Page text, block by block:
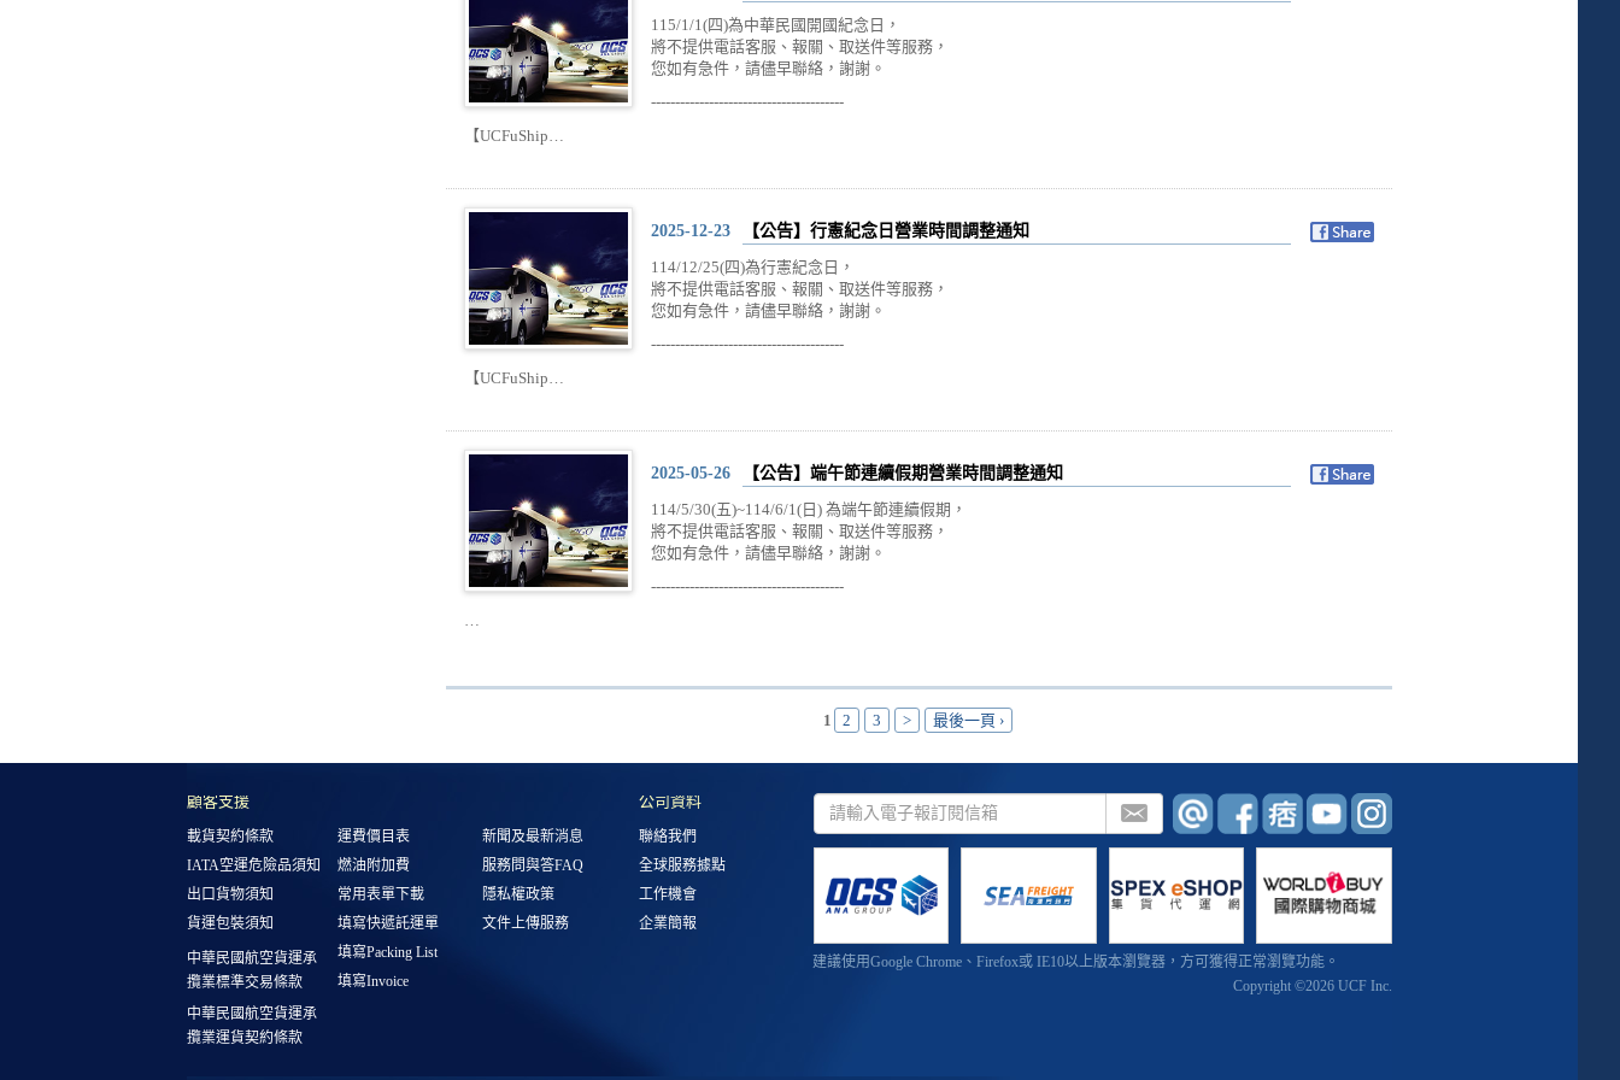
115/1/1(四)為中華民國開國紀念日，
將不提供電話客服、報關、取送件等服務，
您如有急件，請儘早聯絡，謝謝。
----------------------------------------
【UCFuShip…
2025-12-23
【公告】行憲紀念日營業時間調整通知
114/12/25(四)為行憲紀念日，
將不提供電話客服、報關、取送件等服務，
您如有急件，請儘早聯絡，謝謝。
----------------------------------------
【UCFuShip…
2025-05-26
【公告】端午節連續假期營業時間調整通知
114/5/30(五)~114/6/1(日) 為端午節連續假期，
將不提供電話客服、報關、取送件等服務，
您如有急件，請儘早聯絡，謝謝。
----------------------------------------
…
1 2 3 > 最後一頁 ›
顧客支援
載貨契約條款
IATA空運危險品須知
出口貨物須知
貨運包裝須知
中華民國航空貨運承
攬業標準交易條款
中華民國航空貨運承
攬業運貨契約條款
運費價目表
燃油附加費
常用表單下載
填寫快遞託運單
填寫Packing List
填寫Invoice
新聞及最新消息
服務問與答FAQ
隱私權政策
文件上傳服務
公司資料
聯絡我們
全球服務據點
工作機會
企業簡報
建議使用Google Chrome、Firefox或 IE10以上版本瀏覽器，方可獲得正常瀏覽功能。
Copyright ©2026 UCF Inc.